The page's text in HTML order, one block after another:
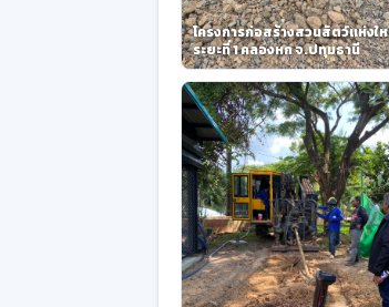
โครงการก่อสร้างสวนสัตว์แห่งใ
ระยะที่ 1 คลองหก จ.ปทุมธานี